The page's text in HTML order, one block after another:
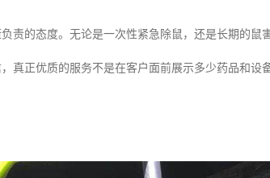
责的态度。无论是一次性紧急除鼠，还是长期的鼠
真正优质的服务不是在客户面前展示多少药品和设